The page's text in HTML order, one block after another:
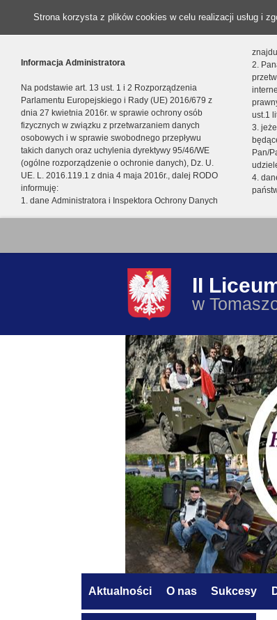
Strona korzysta z plików cookies w celu realizacji usług i
Informacja Administratora
Na podstawie art. 13 ust. 1 i 2 Rozporządzenia
Parlamentu Europejskiego i Rady (UE) 2016/679 z
dnia 27 kwietnia 2016r. w sprawie ochrony osób
fizycznych w związku z przetwarzaniem danych
osobowych i w sprawie swobodnego przepływu
takich danych oraz uchylenia dyrektywy 95/46/WE
(ogólne rozporządzenie o ochronie danych), Dz. U.
UE. L. 2016.119.1 z dnia 4 maja 2016r., dalej RODO
informuję:
1. dane Administratora i Inspektora Ochrony Danych
2.
ust.1
3.
Pan/
4.
II
w
Aktualności O nas Sukcesy